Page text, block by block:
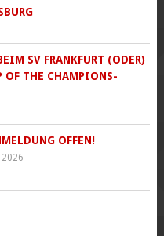
SV FRANKFURT (ODER)
OF THE CHAMPIONS-
OFFEN!
2026